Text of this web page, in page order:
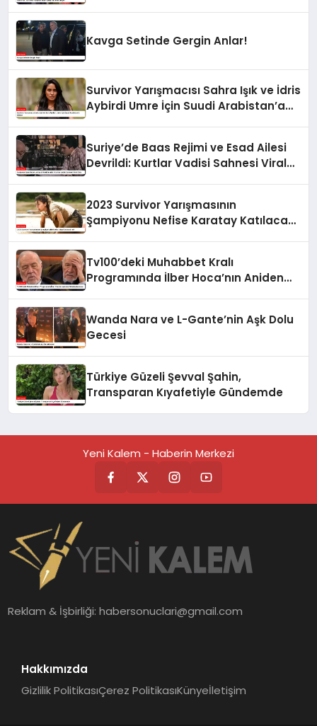
Kavga Setinde Gergin Anlar!
Survivor Yarışmacısı Sahra Işık ve İdris
Aybirdi Umre İçin Suudi Arabistan’a
Suriye’de Baas Rejimi ve Esad Ailesi
Devrildi: Kurtlar Vadisi Sahnesi Viral
2023 Survivor Yarışmasının
Şampiyonu Nefise Karatay Katılacak
Tv100’deki Muhabbet Kralı
Programında İlber Hoca’nın Aniden
Wanda Nara ve L-Gante’nin Aşk Dolu
Gecesi
Türkiye Güzeli Şevval Şahin,
Transparan Kıyafetiyle Gündemde
Yeni Kalem - Haberin Merkezi
Reklam & İşbirliği:habersonuclari@gmail.com
Hakkımızda
Gizlilik PolitikasıÇerez PolitikasıKünyeİletişim